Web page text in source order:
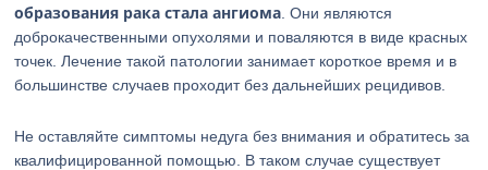
образования рака стала ангиома . Они являются
доброкачественными опухолями и поваляются в виде красных
точек. Лечение такой патологии занимает короткое время и в
большинстве случаев проходит без дальнейших рецидивов.
Не оставляйте симптомы недуга без внимания и обратитесь за
квалифицированной помощью. В таком случае существует